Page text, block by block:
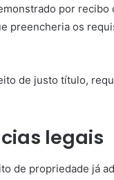
por recibo
preencheria os
de justo título,
legais
de propriedade já